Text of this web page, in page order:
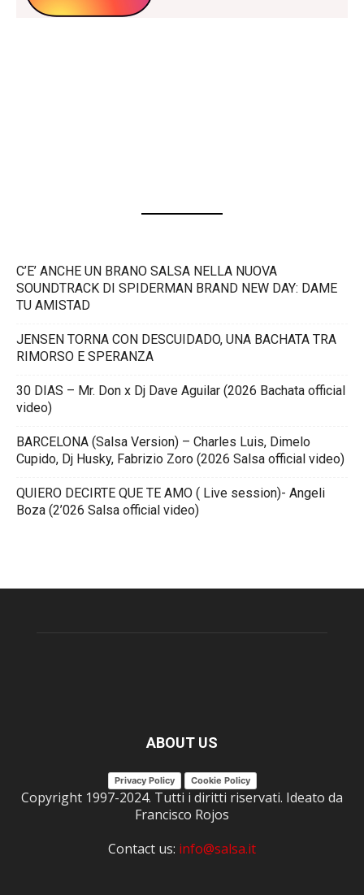
C’E’ ANCHE UN BRANO SALSA NELLA NUOVA
SOUNDTRACK DI SPIDERMAN BRAND NEW DAY: DAME
TU AMISTAD
JENSEN TORNA CON DESCUIDADO, UNA BACHATA TRA
RIMORSO E SPERANZA
30 DIAS – Mr. Don x Dj Dave Aguilar (2026 Bachata official
video)
BARCELONA (Salsa Version) – Charles Luis, Dimelo
Cupido, Dj Husky, Fabrizio Zoro (2026 Salsa official video)
QUIERO DECIRTE QUE TE AMO ( Live session)- Angeli
Boza (2’026 Salsa official video)
ABOUT US
Privacy Policy Cookie Policy
Copyright 1997-2024. Tutti i diritti riservati. Ideato da
Francisco Rojos
Contact us: info@salsa.it